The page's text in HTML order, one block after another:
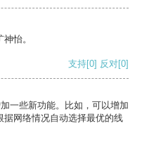
怡。
支持[0] 反对[0]
一些新功能。比如，可以增加
网络情况自动选择最优的线